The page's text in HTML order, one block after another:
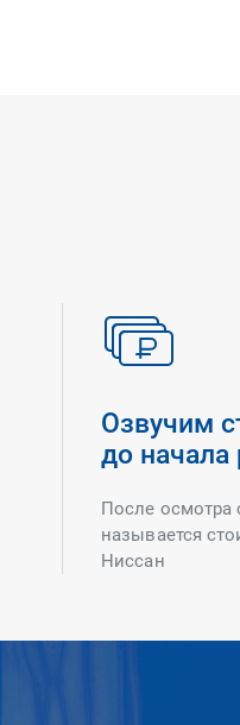
Озвучим
до начала
После осмотра
называется
Ниссан